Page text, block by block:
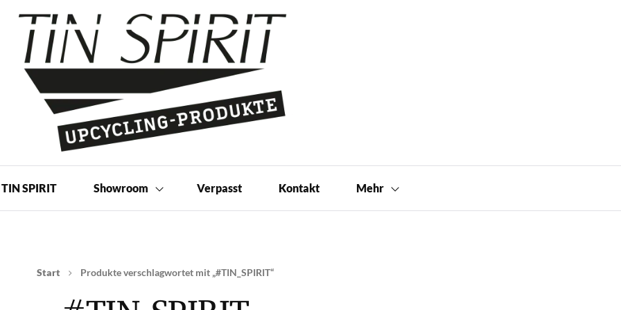
| Shop
SPIRIT Showroom Verpasst Kontakt Mehr
Start Produkte verschlagwortet mit „#TIN_SPIRIT“